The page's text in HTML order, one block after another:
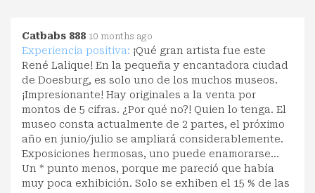
Catbabs 888 10 months ago
Experiencia positiva: ¡Qué gran artista fue este
René Lalique! En la pequeña y encantadora ciudad
de Doesburg, es solo uno de los muchos museos.
¡Impresionante! Hay originales a la venta por
montos de 5 cifras. ¿Por qué no?! Quien lo tenga. El
museo consta actualmente de 2 partes, el próximo
año en junio/julio se ampliará considerablemente.
Exposiciones hermosas, uno puede enamorarse...
Un * punto menos, porque me pareció que había
muy poca exhibición. Solo se exhiben el 15 % de las